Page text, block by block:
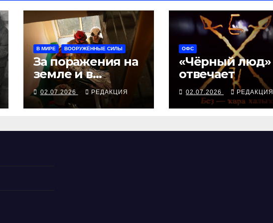
В МИРЕ ВООРУЖЁННЫЕ СИЛЫ
За поражения на
земле и в
воздухе
кремлёвка мстит
убийствами в
02.07.2026 РЕДАКЦИЯ
ОФС
«Чёрный люд»
отвечает
02.07.2026 РЕДАКЦИЯ